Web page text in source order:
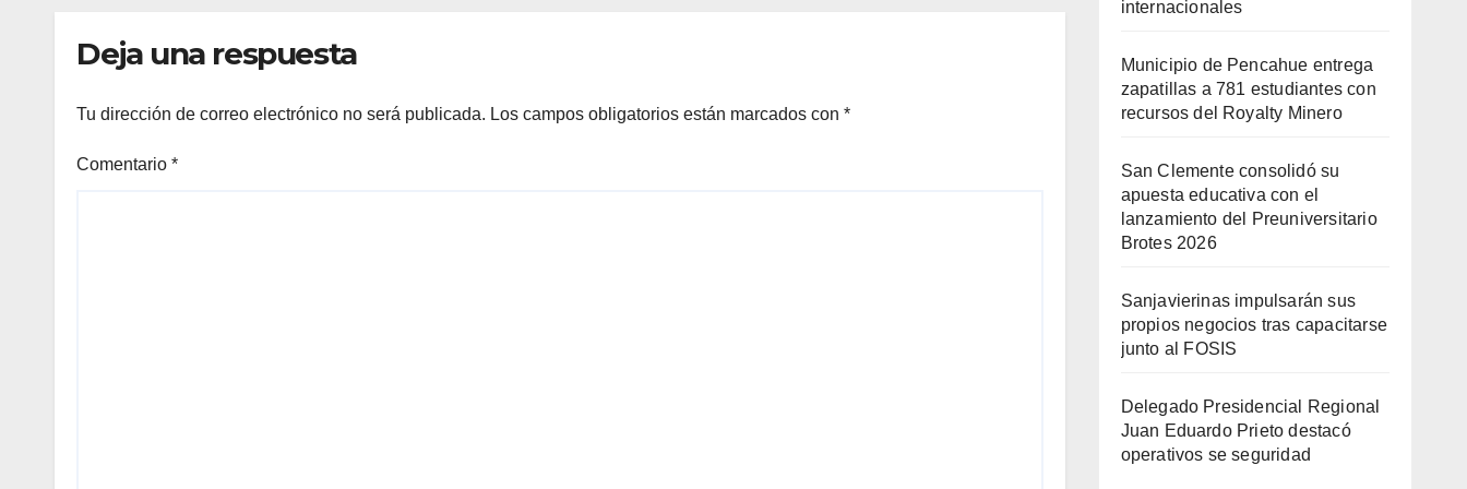
Deja una respuesta
Tu dirección de correo electrónico no será publicada. Los campos obligatorios están marcados con *
Comentario *
internacionales
Municipio de Pencahue entrega
zapatillas a 781 estudiantes con
recursos del Royalty Minero
San Clemente consolidó su
apuesta educativa con el
lanzamiento del Preuniversitario
Brotes 2026
Sanjavierinas impulsarán sus
propios negocios tras capacitarse
junto al FOSIS
Delegado Presidencial Regional
Juan Eduardo Prieto destacó
operativos se seguridad